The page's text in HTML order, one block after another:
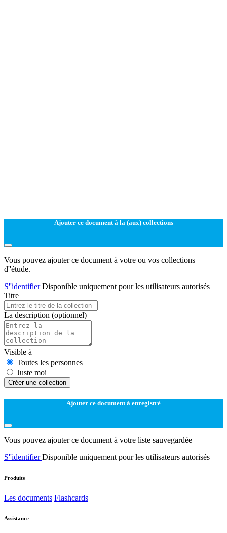
Ajouter ce document à la (aux) collections
Vous pouvez ajouter ce document à votre ou vos collections
d''étude.
S''identifierDisponible uniquement pour les utilisateurs autorisés
Titre
La description (optionnel)
Visible à
Toutes les personnes
Juste moi
Créer une collection
Ajouter ce document à enregistré
Vous pouvez ajouter ce document à votre liste sauvegardée
S''identifierDisponible uniquement pour les utilisateurs autorisés
Produits
Les documents Flashcards
Assistance